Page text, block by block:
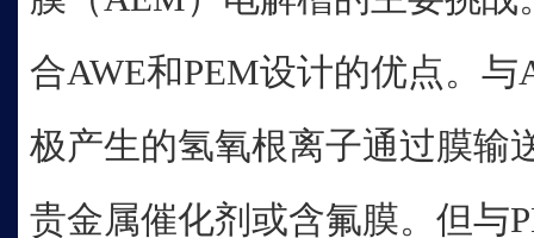
合AWE和PEM设计的优点。
极产生的氢氧根离子通过膜输
贵金属催化剂或含氟膜。但与